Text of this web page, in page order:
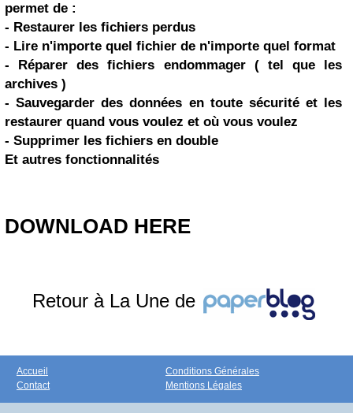
permet de :
- Restaurer les fichiers perdus
- Lire n'importe quel fichier de n'importe quel format
- Réparer des fichiers endommager ( tel que les
archives )
- Sauvegarder des données en toute sécurité et les
restaurer quand vous voulez et où vous voulez
- Supprimer les fichiers en double
Et autres fonctionnalités
DOWNLOAD HERE
Retour à La Une de
Accueil
Contact
Conditions Générales
Mentions Légales